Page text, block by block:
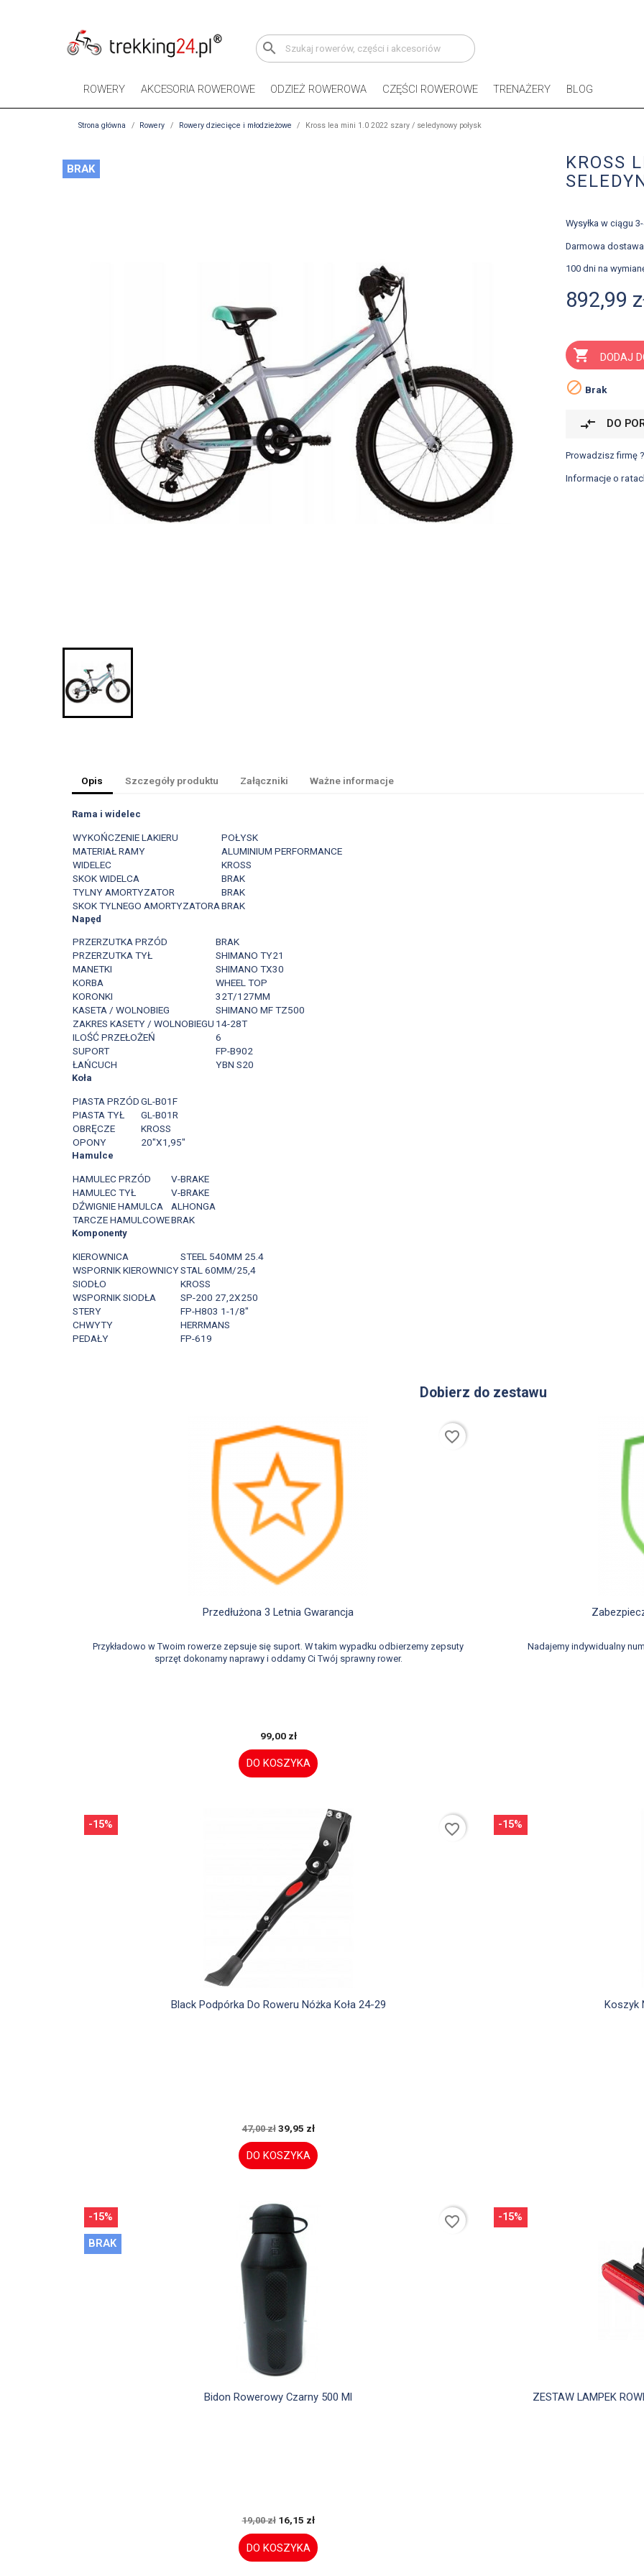
search
ROWERY AKCESORIA ROWEROWE ODZIEŻ ROWEROWA CZĘŚCI ROWEROWE TRENAŻERY BLOG
Strona główna Rowery Rowery dziecięce i młodzieżowe Kross lea mini 1.0 2022 szary / seledynowy połysk
BRAK
KROSS
Wysyłka w ciągu
Darmowa
100 dni na
892,99
 DODAJ
 Brak
compare_arrows DO
Prowadzisz firmę
Informacje o
Opis Szczegóły produktu Załączniki Ważne informacje
Rama i widelec
WYKOŃCZENIE LAKIERU
POŁYSK
MATERIAŁ RAMY
ALUMINIUM PERFORMANCE
WIDELEC
KROSS
SKOK WIDELCA
BRAK
TYLNY AMORTYZATOR
BRAK
SKOK TYLNEGO AMORTYZATORABRAK
Napęd
PRZERZUTKA PRZÓD
BRAK
PRZERZUTKA TYŁ
SHIMANO TY21
MANETKI
SHIMANO TX30
KORBA
WHEEL TOP
KORONKI
32T/127MM
KASETA / WOLNOBIEG
SHIMANO MF TZ500
ZAKRES KASETY / WOLNOBIEGU 14-28T
ILOŚĆ PRZEŁOŻEŃ
6
SUPORT
FP-B902
ŁAŃCUCH
YBN S20
Koła
PIASTA PRZÓDGL-B01F
PIASTA TYŁ
GL-B01R
OBRĘCZE
KROSS
OPONY
20"X1,95"
Hamulce
HAMULEC PRZÓD
V-BRAKE
HAMULEC TYŁ
V-BRAKE
DŹWIGNIE HAMULCA
ALHONGA
TARCZE HAMULCOWEBRAK
Komponenty
KIEROWNICA
STEEL 540MM 25.4
WSPORNIK KIEROWNICYSTAL 60MM/25,4
SIODŁO
KROSS
WSPORNIK SIODŁA
SP-200 27,2X250
STERY
FP-H803 1-1/8"
CHWYTY
HERRMANS
PEDAŁY
FP-619
Dobierz do zestawu
Szybki podgląd
Przedłużona 3 Letnia Gwarancja
Przykładowo w Twoim rowerze zepsuje się suport. W takim wypadku odbierzemy zepsuty
sprzęt dokonamy naprawy i oddamy Ci Twój sprawny rower.
99,00 zł
DO KOSZYKA
favorite_border
Nadajemy indywidualny
Szybki podgląd
Black Podpórka Do Roweru Nóżka Koła 24-29
47,00 zł 39,95 zł
DO KOSZYKA
-15% favorite_border
Koszyk
-15%
Szybki podgląd
Bidon Rowerowy Czarny 500 Ml
19,00 zł 16,15 zł
DO KOSZYKA
-15%
BRAK
favorite_border
ZESTAW LAMPEK
-15%